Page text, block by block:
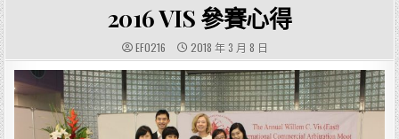
2016 VIS 參賽心得
AUTHOR:
EF0216 PUBLISHED DATE:
2018 年 3 月 8 日